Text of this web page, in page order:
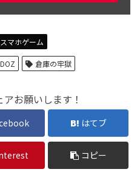
スマホゲーム
DOZ 倉庫の牢獄
お願いします！
はてブ
コピー